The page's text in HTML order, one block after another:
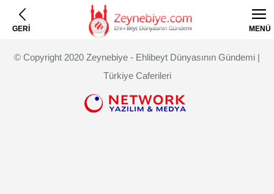
GERİ MENÜ
© Copyright 2020 Zeynebiye - Ehlibeyt Dünyasının Gündemi |
Türkiye Caferileri